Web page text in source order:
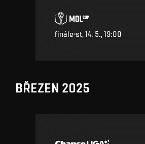
finále st, 14. 5., 19:00
BŘEZEN 2025